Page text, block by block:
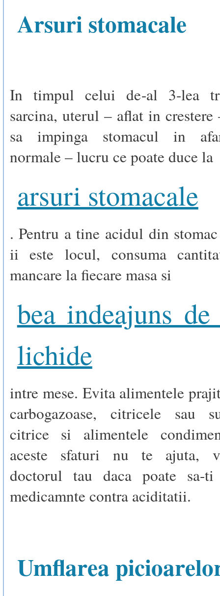
Arsuri stomacale
In timpul celui de-al 3-lea
sarcina, uterul – aflat in crestere
sa impinga stomacul in
normale – lucru ce poate duce la
arsuri stomacale
. Pentru a tine acidul din
ii este locul, consuma
mancare la fiecare masa si
bea indeajuns
lichide
intre mese. Evita alimentele
carbogazoase, citricele sau
citrice si alimentele
aceste sfaturi nu te ajuta,
doctorul tau daca poate sa-ti
medicamnte contra aciditatii.
Umflarea